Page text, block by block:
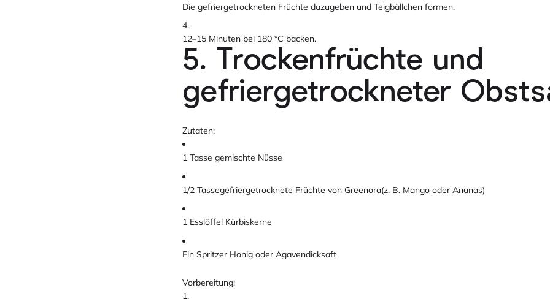
Die gefriergetrockneten Früchte dazugeben und Teigbällchen formen.
12–15 Minuten bei 180 °C backen.
5. Trockenfrüchte und
gefriergetrockneter
Zutaten:
1 Tasse gemischte Nüsse
1/2 Tassegefriergetrocknete Früchte von Greenora(z. B. Mango oder Ananas)
1 Esslöffel Kürbiskerne
Ein Spritzer Honig oder Agavendicksaft
Vorbereitung: